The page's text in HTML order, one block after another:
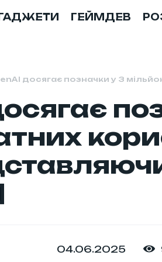
ГАДЖЕТИ ГЕЙМДЕВ
досягає позначки у 3
04.06.2025